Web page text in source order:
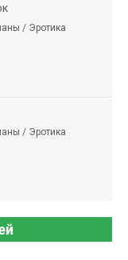
/ Эротика
/ Эротика